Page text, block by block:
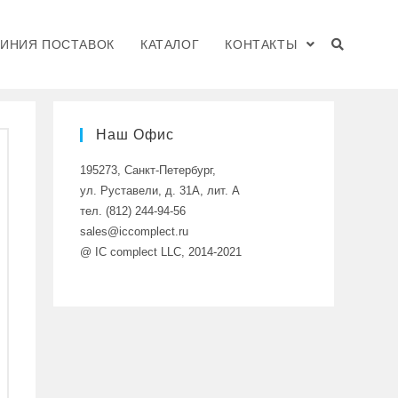
ПОСТАВОК КАТАЛОГ КОНТАКТЫ
Наш Офис
195273, Санкт-Петербург,
ул. Руставели, д. 31A, лит. А
тел. (812) 244-94-56
sales@iccomplect.ru
@ IC complect LLC, 2014-2021